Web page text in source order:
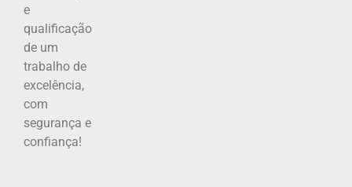
e
qualificação
de um
trabalho de
excelência,
com
segurança e
confiança!